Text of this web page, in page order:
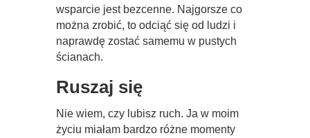
wsparcie jest bezcenne. Najgorsze co
można zrobić, to odciąć się od ludzi i
naprawdę zostać samemu w pustych
ścianach.
Ruszaj się
Nie wiem, czy lubisz ruch. Ja w moim
życiu miałam bardzo różne momenty